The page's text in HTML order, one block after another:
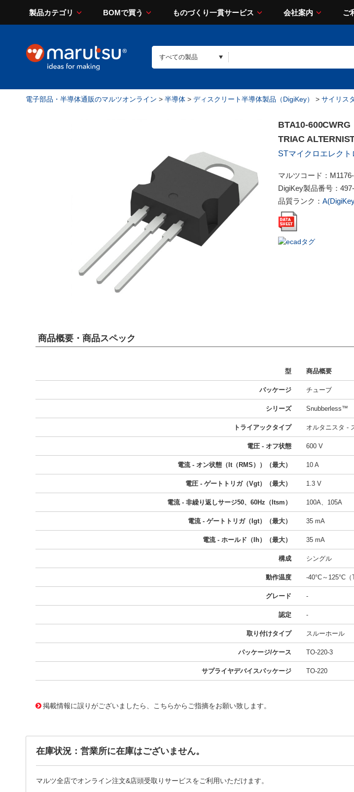
製品カテゴリ BOMで買う ものづくり一貫サービス 会社案内 ご
電子部品・半導体通販のマルツオンライン > 半導体 > ディスクリート半導体製品（DigiKey） > サイリス
BTA10-600CWRG
TRIAC
STマイクロエレクト
マルツコード：
DigiKey製品番号：
品質ランク：
商品概要・商品スペック
型 商品概要
パッケージ チューブ
シリーズ Snubberless™
トライアックタイプ オルタニスタ -
電圧 - オフ状態 600 V
電流 - オン状態（It（RMS））（最大） 10 A
電圧 - ゲートトリガ（Vgt）（最大） 1.3 V
電流 - 非繰り返しサージ50、60Hz（Itsm） 100A、105A
電流 - ゲートトリガ（Igt）（最大） 35 mA
電流 - ホールド（Ih）（最大） 35 mA
構成 シングル
動作温度 -40°C～125°C（
グレード -
認定 -
取り付けタイプ スルーホール
パッケージ/ケース TO-220-3
サプライヤデバイスパッケージ TO-220
掲載情報に誤りがございましたら、こちらからご指摘をお願い致します。
在庫状況：営業所に在庫はございません。
マルツ全店でオンライン注文&店頭受取りサービスをご利用いただけます。